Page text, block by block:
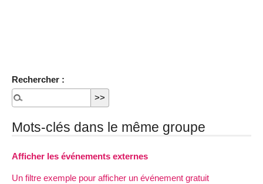
Rechercher :
Mots-clés dans le même groupe
Afficher les événements externes
Un filtre exemple pour afficher un événement gratuit